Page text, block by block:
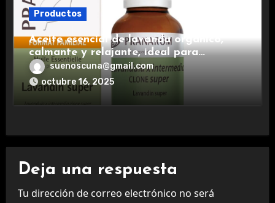
Productos
Aceite esencial de lavanda orgánico,
calmante y relajante, ideal para
aromaterapia.
suenoscuna@gmail.com
octubre 16, 2025
Deja una respuesta
Tu dirección de correo electrónico no será